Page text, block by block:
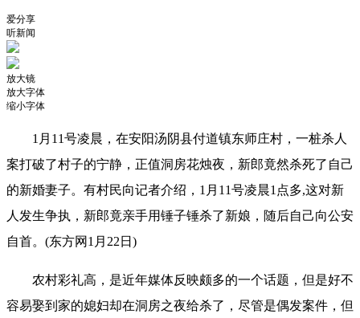
爱分享
听新闻
放大镜
放大字体
缩小字体
1月11号凌晨，在安阳汤阴县付道镇东师庄村，一桩杀人
案打破了村子的宁静，正值洞房花烛夜，新郎竟然杀死了自己
的新婚妻子。有村民向记者介绍，1月11号凌晨1点多,这对新
人发生争执，新郎竟亲手用锤子锤杀了新娘，随后自己向公安
自首。(东方网1月22日)
农村彩礼高，是近年媒体反映颇多的一个话题，但是好不
容易娶到家的媳妇却在洞房之夜给杀了，尽管是偶发案件，但